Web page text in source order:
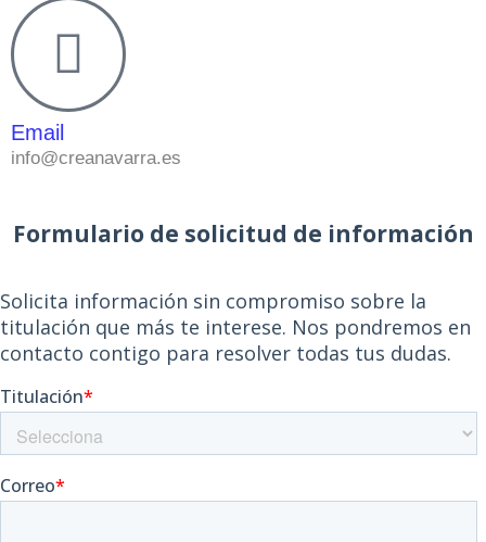
Email
info@creanavarra.es